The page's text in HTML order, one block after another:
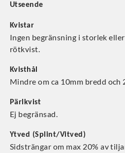
Utseende
Kvistar
Ingen begränsning i storlek
rötkvist.
Kvisthål
Mindre om ca 10mm bredd och
Pärlkvist
Ej begränsad.
Ytved (Splint/Vitved)
Sidsträngar om max 20% av